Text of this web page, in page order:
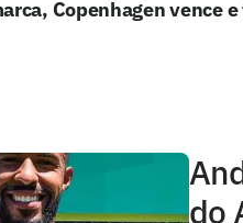
Copenhagen vence
do